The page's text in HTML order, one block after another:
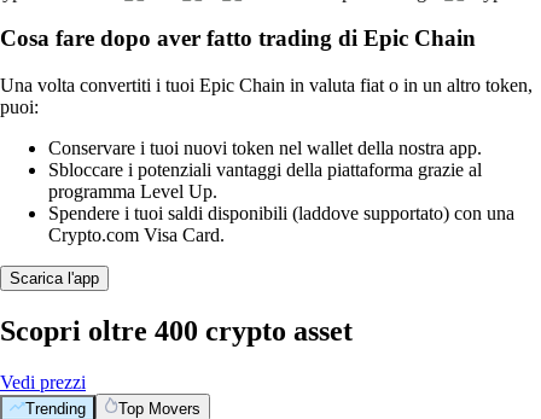
Cosa fare dopo aver fatto trading di Epic Chain
Una volta convertiti i tuoi Epic Chain in valuta fiat o in un altro token,
puoi:
Conservare i tuoi nuovi token nel wallet della nostra app.
Sbloccare i potenziali vantaggi della piattaforma grazie al
programma Level Up.
Spendere i tuoi saldi disponibili (laddove supportato) con una
Crypto.com Visa Card.
Scarica l'app
Scopri oltre 400 crypto asset
Vedi prezzi
Trending Top Movers